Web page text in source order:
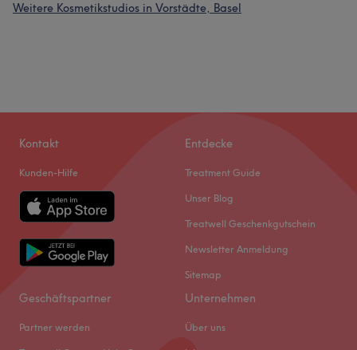
Weitere Kosmetikstudios in Vorstädte, Basel
Kontakt
Kunden-Hilfe
Entdecke
Treatment Guide
Unser Blog
Treatwell Geschenkgutschein
Newsletter Anmeldung
Sitemap
Geschäftspartner
Partner werden
Unternehmen
Über uns